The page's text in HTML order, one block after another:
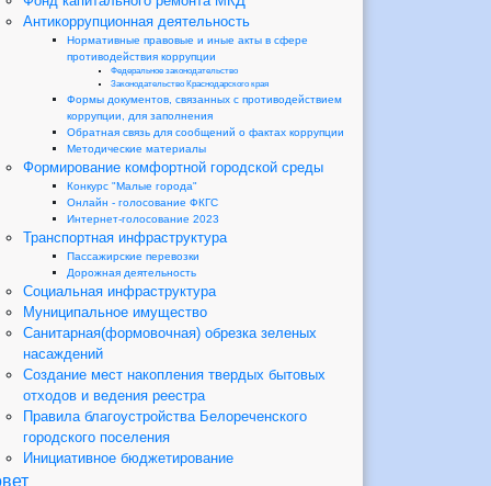
Антикоррупционная деятельность
Нормативные правовые и иные акты в сфере
противодействия коррупции
Федеральное законодательство
Законодательство Краснодарского края
Формы документов, связанных с противодействием
коррупции, для заполнения
Обратная связь для сообщений о фактах коррупции
Методические материалы
Формирование комфортной городской среды
Конкурс "Малые города"
Онлайн - голосование ФКГС
Интернет-голосование 2023
Транспортная инфраструктура
Пассажирские перевозки
Дорожная деятельность
Социальная инфраструктура
Муниципальное имущество
Санитарная(формовочная) обрезка зеленых
насаждений
Создание мест накопления твердых бытовых
отходов и ведения реестра
Правила благоустройства Белореченского
городского поселения
Инициативное бюджетирование